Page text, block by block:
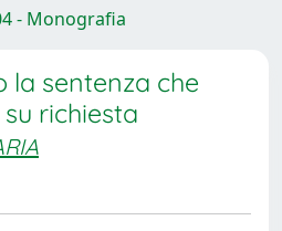
- Monografia
la sentenza che
richiesta